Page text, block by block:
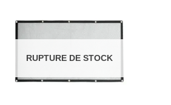
RUPTURE DE STOCK